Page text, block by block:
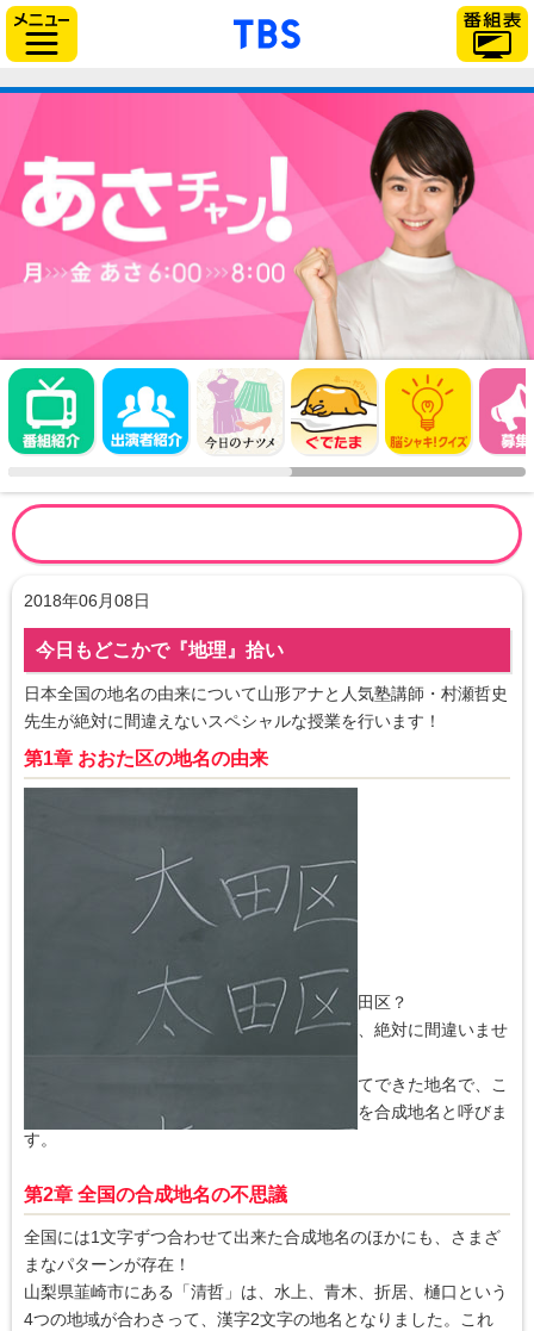
「TBSテレビ」トップページ
2018年06月08日
今日もどこかで『地理』拾い
日本全国の地名の由来について山形アナと人気塾講師・村瀬哲史
先生が絶対に間違えないスペシャルな授業を行います！
第1章 おおた区の地名の由来
おおた区を漢字で書くと大田区？それとも太田区？
意外と迷ってしまうこの地名も由来を知れば、絶対に間違いませ
大田区は、「大森区」と「蒲田区」が合体してできた地名で、こ
のように地名と地名が合わさって出来た地名を合成地名と呼びま
す。
第2章 全国の合成地名の不思議
全国には1文字ずつ合わせて出来た合成地名のほかにも、さまざ
まなパターンが存在！
山梨県韮崎市にある「清哲」は、水上、青木、折居、樋口という
4つの地域が合わさって、漢字2文字の地名となりました。これ